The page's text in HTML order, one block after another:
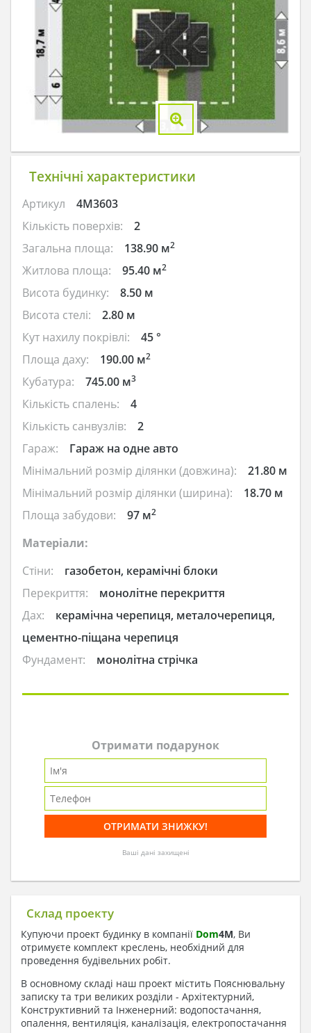
Технічні характеристики
Артикул
4M3603
Кількість поверхів:
2
Загальна площа:
138.90 м2
Житлова площа: 95.40 м2
Висота будинку:
8.50 м
Висота стелі:
2.80 м
Кут нахилу покрівлі:
45 °
Площа даху:
190.00 м2
Кубатура: 745.00 м3
Кількість спалень:
4
Кількість санвузлів:
2
Гараж:
Гараж на одне авто
Мінімальний розмір ділянки (довжина):
21.80 м
Мінімальний розмір ділянки (ширина):
18.70 м
Площа забудови:
97 м2
Матеріали:
Стіни:
газобетон, керамічні блоки
Перекриття:
монолітне перекриття
Дах:
керамічна черепиця, металочерепиця,
цементно-піщана черепиця
Фундамент:
монолітна стрічка
Отримати подарунок
Ваші дані захищені
Склад проекту
Купуючи проект будинку в компанії Dom4M, Ви
отримуєте комплект креслень, необхідний для
проведення будівельних робіт.
В основному складі наш проект містить Пояснювальну
записку та три великих розділи - Архітектурний,
Конструктивний та Інженерний: водопостачання,
опалення, вентиляція, каналізація, електропостачання